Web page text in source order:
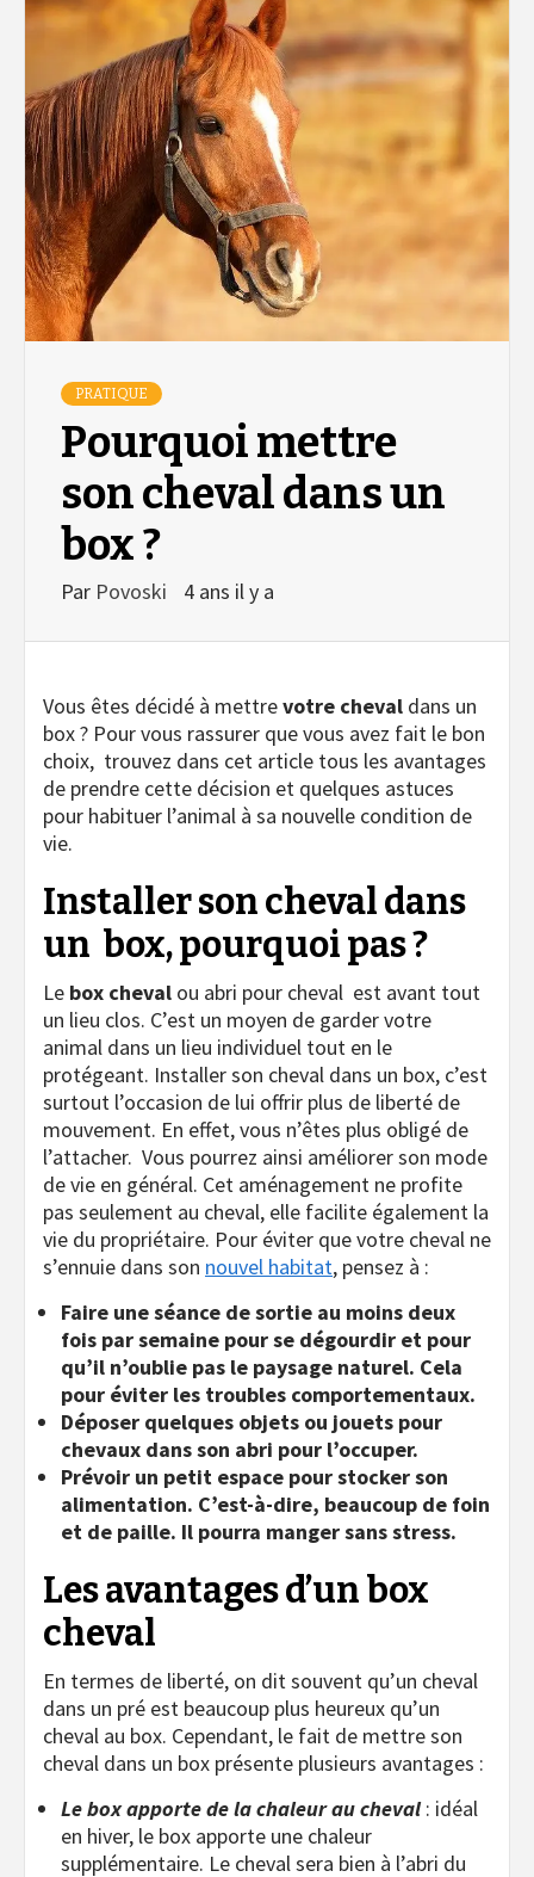
PRATIQUE
Pourquoi mettre
son cheval dans un
box ?
Par Povoski 4 ans il y a
Vous êtes décidé à mettrevotre cheval dans un
box ? Pour vous rassurer que vous avez fait le bon
choix, trouvez dans cet article tous les avantages
de prendre cette décision et quelques astuces
pour habituer l’animal à sa nouvelle condition de
vie.
Installer son cheval dans
un box, pourquoi pas ?
Le box cheval ou abri pour cheval est avant tout
un lieu clos. C’est un moyen de garder votre
animal dans un lieu individuel tout en le
protégeant. Installer son cheval dans un box, c’est
surtout l’occasion de lui offrir plus de liberté de
mouvement. En effet, vous n’êtes plus obligé de
l’attacher. Vous pourrez ainsi améliorer son mode
de vie en général. Cet aménagement ne profite
pas seulement au cheval, elle facilite également la
vie du propriétaire. Pour éviter que votre cheval ne
s’ennuie dans son nouvel habitat, pensez à :
Faire une séance de sortie au moins deux
fois par semaine pour se dégourdir et pour
qu’il n’oublie pas le paysage naturel. Cela
pour éviter les troubles comportementaux.
Déposer quelques objets ou jouets pour
chevaux dans son abri pour l’occuper.
Prévoir un petit espace pour stocker son
alimentation. C’est-à-dire, beaucoup de foin
et de paille. Il pourra manger sans stress.
Les avantages d’un box
cheval
En termes de liberté, on dit souvent qu’un cheval
dans un pré est beaucoup plus heureux qu’un
cheval au box. Cependant, le fait de mettre son
cheval dans un box présente plusieurs avantages :
Le box apporte de la chaleur au cheval: idéal
en hiver, le box apporte une chaleur
supplémentaire. Le cheval sera bien à l’abri du